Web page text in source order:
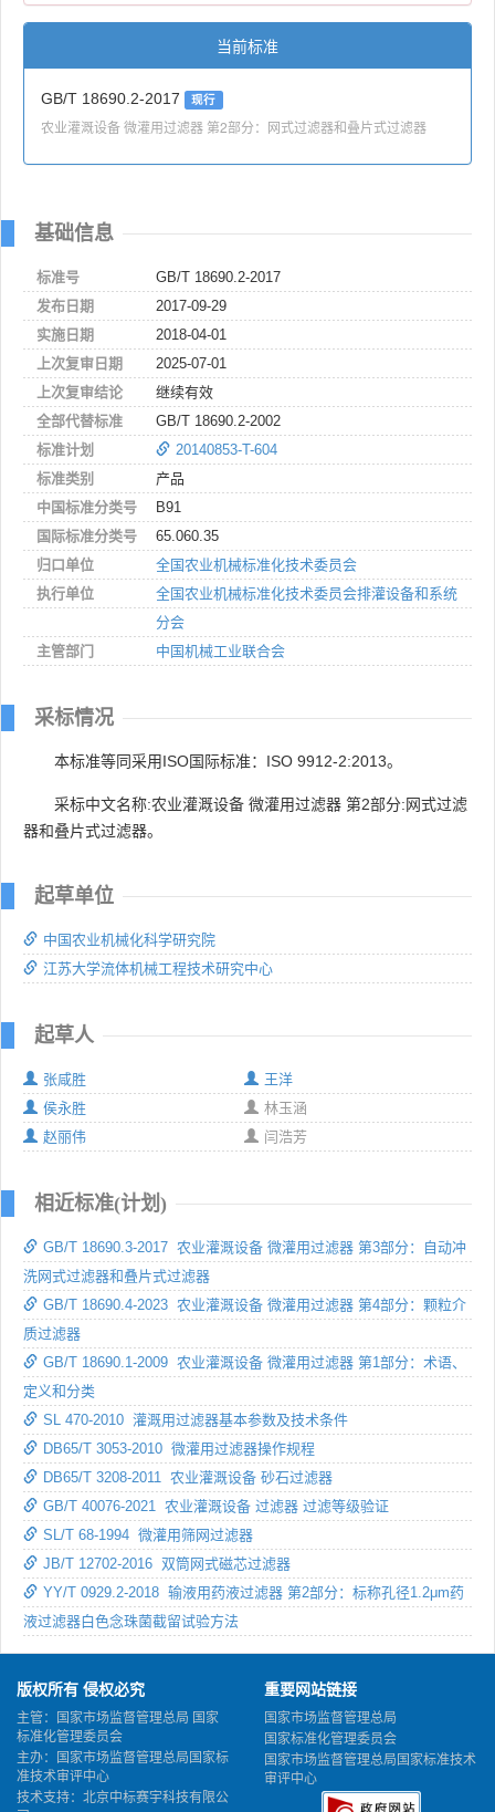
当前标准
GB/T 18690.2-2017 现行
农业灌溉设备 微灌用过滤器 第2部分：网式过滤器和叠片式过滤器
基础信息
标准号
GB/T 18690.2-2017
发布日期
2017-09-29
实施日期
2018-04-01
上次复审日期
2025-07-01
上次复审结论
继续有效
全部代替标准
GB/T 18690.2-2002
标准计划
20140853-T-604
标准类别
产品
中国标准分类号
B91
国际标准分类号
65.060.35
归口单位
全国农业机械标准化技术委员会
执行单位
全国农业机械标准化技术委员会排灌设备和系统
分会
主管部门
中国机械工业联合会
采标情况
本标准等同采用ISO国际标准：ISO 9912-2:2013。
采标中文名称:农业灌溉设备 微灌用过滤器 第2部分:网式过滤
器和叠片式过滤器。
起草单位
中国农业机械化科学研究院
江苏大学流体机械工程技术研究中心
起草人
张咸胜
王洋
侯永胜
林玉涵
赵丽伟
闫浩芳
相近标准(计划)
GB/T 18690.3-2017 农业灌溉设备 微灌用过滤器 第3部分：自动冲
洗网式过滤器和叠片式过滤器
GB/T 18690.4-2023 农业灌溉设备 微灌用过滤器 第4部分：颗粒介
质过滤器
GB/T 18690.1-2009 农业灌溉设备 微灌用过滤器 第1部分：术语、
定义和分类
SL 470-2010 灌溉用过滤器基本参数及技术条件
DB65/T 3053-2010 微灌用过滤器操作规程
DB65/T 3208-2011 农业灌溉设备 砂石过滤器
GB/T 40076-2021 农业灌溉设备 过滤器 过滤等级验证
SL/T 68-1994 微灌用筛网过滤器
JB/T 12702-2016 双筒网式磁芯过滤器
YY/T 0929.2-2018 输液用药液过滤器 第2部分：标称孔径1.2μm药
液过滤器白色念珠菌截留试验方法
版权所有 侵权必究
主管：国家市场监督管理总局 国家
标准化管理委员会
主办：国家市场监督管理总局国家标
准技术审评中心
技术支持：北京中标赛宇科技有限公
重要网站链接
国家市场监督管理总局
国家标准化管理委员会
国家市场监督管理总局国家标准技术
审评中心